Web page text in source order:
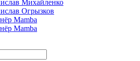
Михайленко
Огрызков
Mamba
Mamba